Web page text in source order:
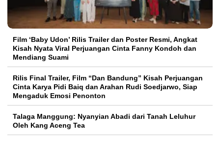
Film ‘Baby Udon’ Rilis Trailer dan Poster Resmi, Angkat
Kisah Nyata Viral Perjuangan Cinta Fanny Kondoh dan
Mendiang Suami
Rilis Final Trailer, Film “Dan Bandung” Kisah Perjuangan
Cinta Karya Pidi Baiq dan Arahan Rudi Soedjarwo, Siap
Mengaduk Emosi Penonton
Talaga Manggung: Nyanyian Abadi dari Tanah Leluhur
Oleh Kang Aceng Tea